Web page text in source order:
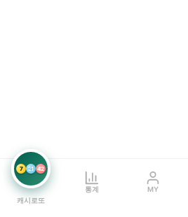
7 21 42
캐시로또
통계 MY